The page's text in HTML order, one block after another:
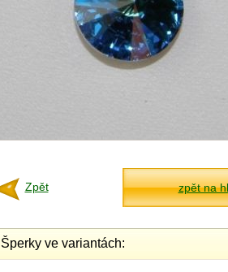
Zpět zpět na
Šperky ve variantách: